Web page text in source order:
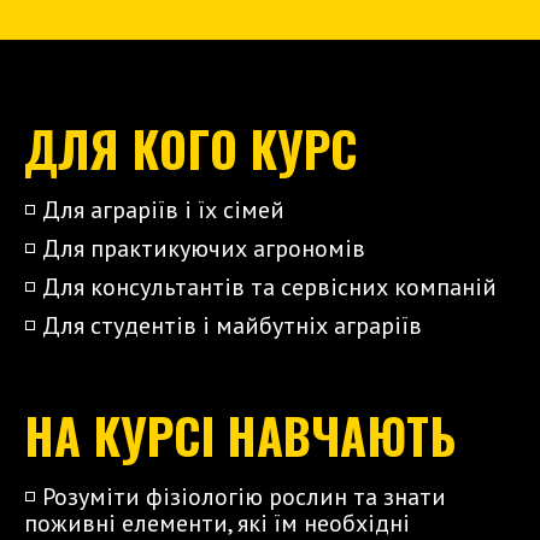
ДЛЯ КОГО КУРС
◽️ Для аграріїв і їх сімей
◽️ Для практикуючих агрономів
◽️ Для консультантів та сервісних компаній
◽️ Для студентів і майбутніх аграріїв
НА КУРСІ НАВЧАЮТЬ
◽️ Розуміти фізіологію рослин та знати
поживні елементи, які їм необхідні